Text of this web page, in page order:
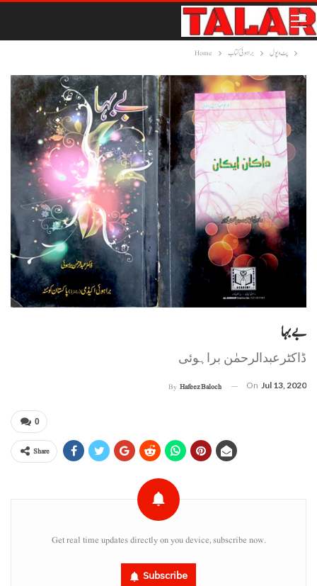
Home براہوئی کتاب پٹ و پول
بے بہا
ڈاکٹرعبدالرحمٰن براہوئی
By Hafeez Baloch On Jul 13, 2020
0
Share
Get real time updates directly on you device, subscribe now.
Subscribe